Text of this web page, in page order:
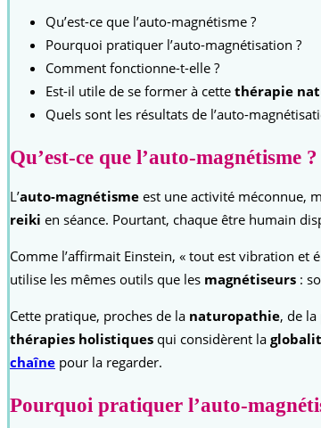
Qu’est-ce que l’auto-magnétisme ?
Pourquoi pratiquer l’auto-magnétisation ?
Comment fonctionne-t-elle ?
Est-il utile de se former à cette thérapie
Quels sont les résultats de l’auto-
Qu’est-ce que l’auto-magnétisme ?
L’auto-magnétisme est une activité méconnue,
reiki en séance. Pourtant, chaque être humain
Comme l’affirmait Einstein, « tout est vibration et
utilise les mêmes outils que les magnétiseurs :
Cette pratique, proches de la naturopathie, de la
thérapies holistiques qui considèrent la
chaîne pour la regarder.
Pourquoi pratiquer l’auto-